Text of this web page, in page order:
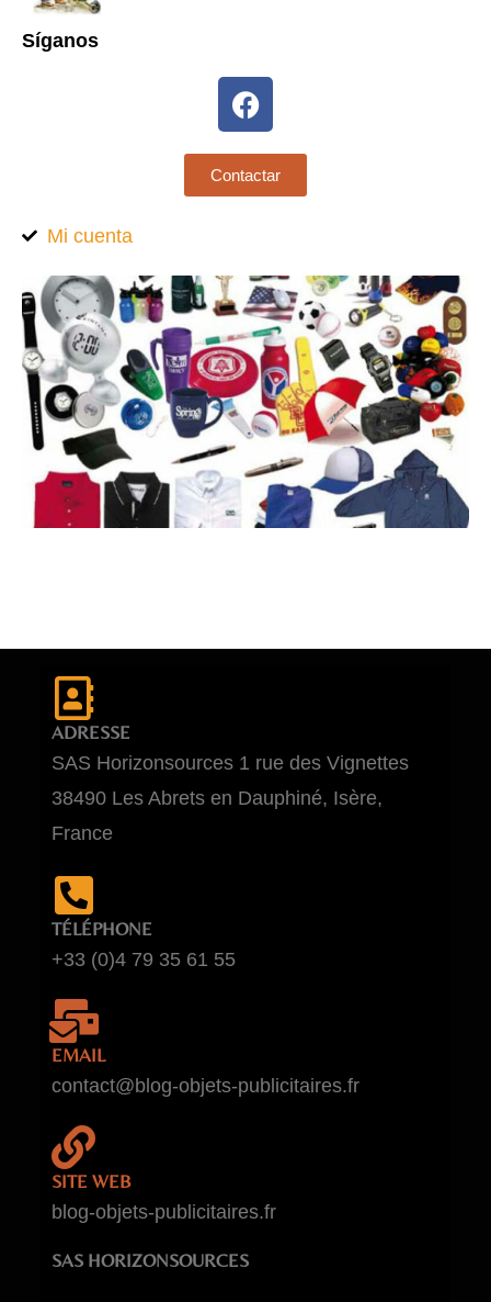
Síganos
Contactar
Mi cuenta
ADRESSE
SAS Horizonsources 1 rue des Vignettes
38490 Les Abrets en Dauphiné, Isère,
France
TÉLÉPHONE
+33 (0)4 79 35 61 55
EMAIL
contact@blog-objets-publicitaires.fr
SITE WEB
blog-objets-publicitaires.fr
SAS HORIZONSOURCES